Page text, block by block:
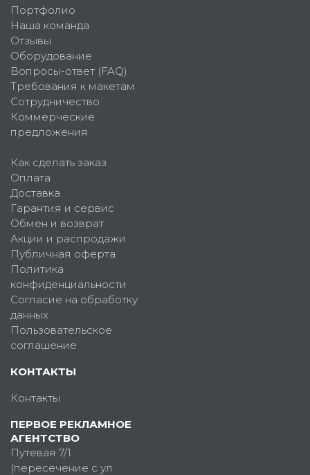
Портфолио
Наша команда
Отзывы
Оборудование
Вопросы-ответ (FAQ)
Требования к макетам
Сотрудничество
Коммерческие
предложения
Как сделать заказ
Оплата
Доставка
Гарантия и сервис
Обмен и возврат
Акции и распродажи
Публичная оферта
Политика
конфиденциальности
Согласие на обработку
данных
Пользовательское
соглашение
КОНТАКТЫ
Контакты
ПЕРВОЕ РЕКЛАМНОЕ
АГЕНТСТВО
Путевая 7/1
(пересечение с ул.